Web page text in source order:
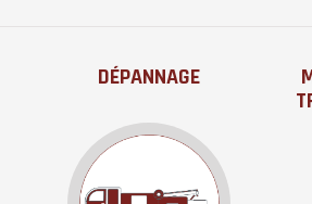
DÉPANNAGE